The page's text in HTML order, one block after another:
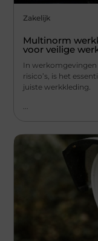
Zakelijk
Multinorm
voor veilige
In
risico’s, is het
juiste werkkleding.